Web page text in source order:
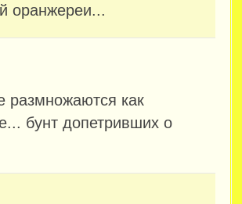
оранжереи...
размножаются как
бунт допетривших о